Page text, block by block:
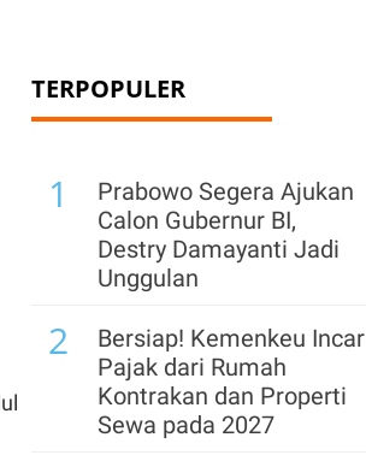
TERPOPULER
1
Prabowo Segera Ajukan
Calon Gubernur BI,
Destry Damayanti Jadi
Unggulan
2
Bersiap! Kemenkeu Incar
Pajak dari Rumah
Kontrakan dan Properti
Sewa pada 2027